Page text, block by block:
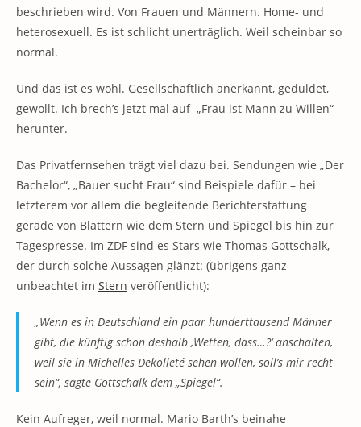
beschrieben wird. Von Frauen und Männern. Home- und
heterosexuell. Es ist schlicht unerträglich. Weil scheinbar so
normal.
Und das ist es wohl. Gesellschaftlich anerkannt, geduldet,
gewollt. Ich brech’s jetzt mal auf „Frau ist Mann zu Willen“
herunter.
Das Privatfernsehen trägt viel dazu bei. Sendungen wie „Der
Bachelor“, „Bauer sucht Frau“ sind Beispiele dafür – bei
letzterem vor allem die begleitende Berichterstattung
gerade von Blättern wie dem Stern und Spiegel bis hin zur
Tagespresse. Im ZDF sind es Stars wie Thomas Gottschalk,
der durch solche Aussagen glänzt: (übrigens ganz
unbeachtet im Stern veröffentlicht):
„Wenn es in Deutschland ein paar hunderttausend Männer
gibt, die künftig schon deshalb ‚Wetten, dass…?‘ anschalten,
weil sie in Michelles Dekolleté sehen wollen, soll’s mir recht
sein“, sagte Gottschalk dem „Spiegel“.
Kein Aufreger, weil normal. Mario Barth’s beinahe